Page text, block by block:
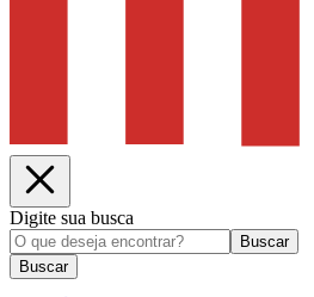
Digite sua busca
Buscar
Buscar